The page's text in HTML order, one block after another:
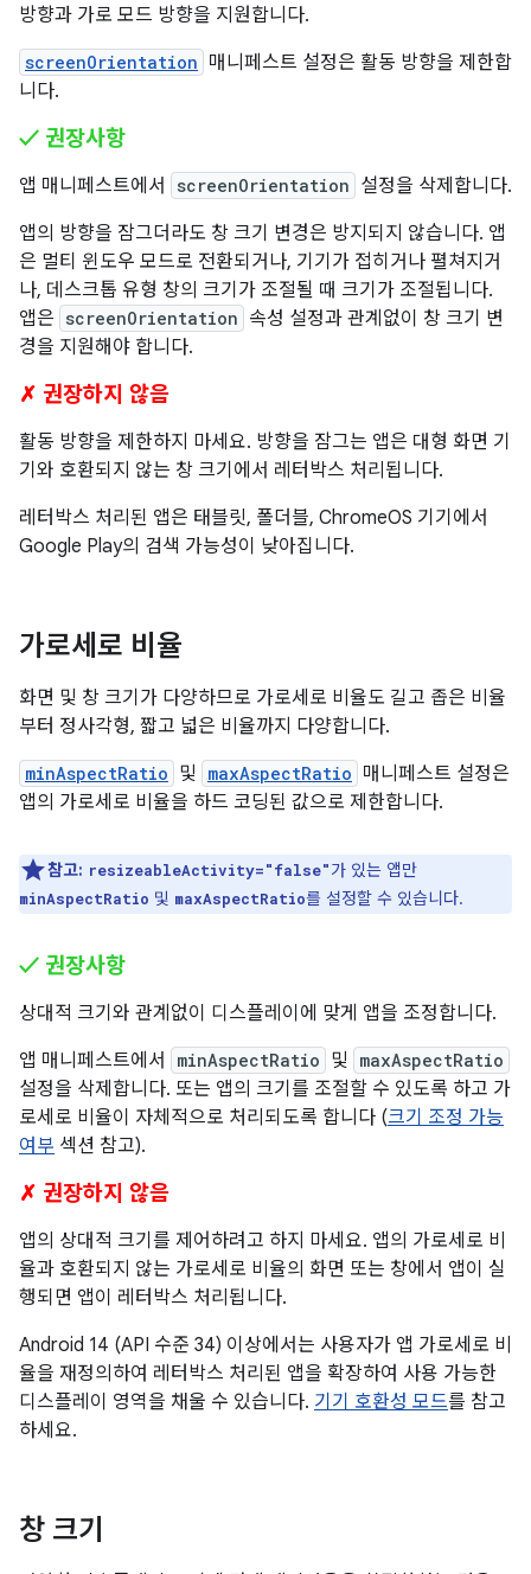
방향과 가로 모드 방향을 지원합니다.
screenOrientation 매니페스트 설정은 활동 방향을 제한합
니다.
✓ 권장사항
앱 매니페스트에서 screenOrientation 설정을 삭제합니다.
앱의 방향을 잠그더라도 창 크기 변경은 방지되지 않습니다. 앱
은 멀티 윈도우 모드로 전환되거나, 기기가 접히거나 펼쳐지거
나, 데스크톱 유형 창의 크기가 조절될 때 크기가 조절됩니다.
앱은 screenOrientation 속성 설정과 관계없이 창 크기 변
경을 지원해야 합니다.
✗ 권장하지 않음
활동 방향을 제한하지 마세요. 방향을 잠그는 앱은 대형 화면 기
기와 호환되지 않는 창 크기에서 레터박스 처리됩니다.
레터박스 처리된 앱은 태블릿, 폴더블, ChromeOS 기기에서
Google Play의 검색 가능성이 낮아집니다.
가로세로 비율
화면 및 창 크기가 다양하므로 가로세로 비율도 길고 좁은 비율
부터 정사각형, 짧고 넓은 비율까지 다양합니다.
minAspectRatio 및 maxAspectRatio 매니페스트 설정은
앱의 가로세로 비율을 하드 코딩된 값으로 제한합니다.
참고: resizeableActivity="false"가 있는 앱만
minAspectRatio 및 maxAspectRatio를 설정할 수 있습니다.
✓ 권장사항
상대적 크기와 관계없이 디스플레이에 맞게 앱을 조정합니다.
앱 매니페스트에서
minAspectRatio 및 maxAspectRatio
설정을 삭제합니다. 또는 앱의 크기를 조절할 수 있도록 하고 가
로세로 비율이 자체적으로 처리되도록 합니다 (크기 조정 가능
여부 섹션 참고).
✗ 권장하지 않음
앱의 상대적 크기를 제어하려고 하지 마세요. 앱의 가로세로 비
율과 호환되지 않는 가로세로 비율의 화면 또는 창에서 앱이 실
행되면 앱이 레터박스 처리됩니다.
Android 14 (API 수준 34) 이상에서는 사용자가 앱 가로세로 비
율을 재정의하여 레터박스 처리된 앱을 확장하여 사용 가능한
디스플레이 영역을 채울 수 있습니다. 기기 호환성 모드를 참고
하세요.
창 크기